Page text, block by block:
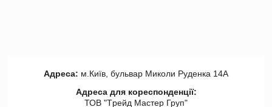
Адреса: м.Київ, бульвар Миколи Руденка 14А
Адреса для кореспонденції:
ТОВ "Tрейд Мастер Груп"